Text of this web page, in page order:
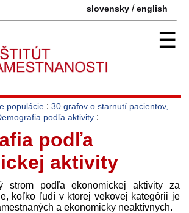
slovensky /english
☰
populácie : 30 grafov o starnutí pacientov,
podľa aktivity :
podľa
aktivity
strom podľa ekonomickej aktivity za
koľko ľudí v ktorej vekovej kategórii je
a ekonomicky neaktívnych.